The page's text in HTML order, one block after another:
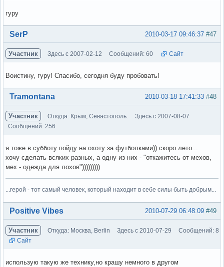
гуру
Вне форума #47
2010-03-17 09:46:37
SerP
Участник Здесь с 2007-02-12 Сообщений: 60 Сайт
Воистину, гуру! Спасибо, сегодня буду пробовать!
Вне форума #48
2010-03-18 17:41:33
Tramontana
Участник Откуда: Крым, Севастополь.
Здесь с 2007-08-07
Сообщений: 256
я тоже в субботу пойду на охоту за футболками)) скоро лето...
хочу сделать всяких разных, а одну из них - "откажитесь от мехов,
мех - одежда для лохов")))))))))
...герой - тот самый человек, который находит в себе силы быть добрым...
Вне форума #49
2010-07-29 06:48:09
Positive Vibes
Участник Откуда: Москва, Berlin Здесь с 2010-07-29
Сообщений: 8
Сайт
использую такую же технику,но крашу немного в другом